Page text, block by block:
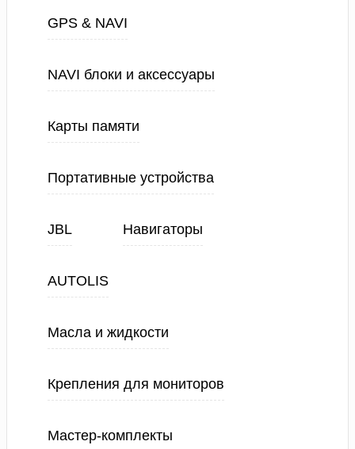
GPS & NAVI
NAVI блоки и аксессуары
Карты памяти
Портативные устройства
JBL Навигаторы
AUTOLIS
Масла и жидкости
Крепления для мониторов
Мастер-комплекты